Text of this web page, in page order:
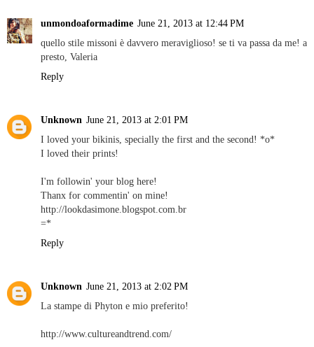
unmondoaformadime June 21, 2013 at 12:44 PM
quello stile missoni è davvero meraviglioso! se ti va passa da me! a
presto, Valeria
Reply
Unknown June 21, 2013 at 2:01 PM
I loved your bikinis, specially the first and the second! *o*
I loved their prints!
I'm followin' your blog here!
Thanx for commentin' on mine!
http://lookdasimone.blogspot.com.br
=*
Reply
Unknown June 21, 2013 at 2:02 PM
La stampe di Phyton e mio preferito!
http://www.cultureandtrend.com/